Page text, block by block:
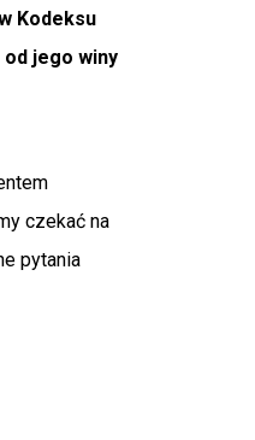
Kodeksu
jego winy
czekać na
pytania